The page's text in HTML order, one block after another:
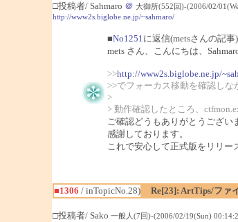
□投稿者/ Sahmaro ＠ 大御所(552回)-(2006/02/
http://www2s.biglobe.ne.jp/~sahmaro/
■No1251 に返信(metsさんの記事)
mets さん、こんにちは、
>>http://www2s.biglobe.ne.jp/
>>でフォーカス移動を確認しな
>
> 動作確認したところ、
ご確認どうもありがとうござい
感謝しております。
これで安心して正式版をリリー
■1306 / inTopicNo.28)
Re[23]: ArtTips/ファ
□投稿者/ Sako 一般人(7回)-(2006/02/19(Sun)